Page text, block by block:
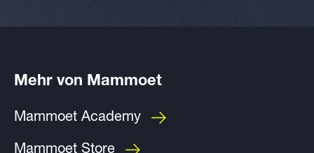
Mehr von Mammoet
Mammoet Academy